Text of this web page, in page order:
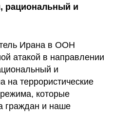
рациональный и
Ирана в ООН
атакой в направлении
и
на террористические
которые
граждан и наше